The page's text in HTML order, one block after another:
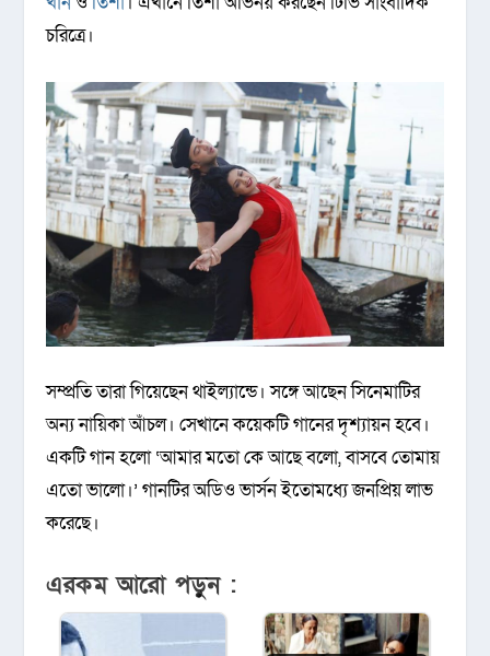
চরিত্রে।
সম্প্রতি তারা গিয়েছেন থাইল্যান্ডে। সঙ্গে আছেন সিনেমাটির
অন্য নায়িকা আঁচল। সেখানে কয়েকটি গানের দৃশ্যায়ন হবে।
একটি গান হলো ‘আমার মতো কে আছে বলো, বাসবে তোমায়
এতো ভালো।’ গানটির অডিও ভার্সন ইতোমধ্যে জনপ্রিয় লাভ
করেছে।
এরকম আরো পড়ুন :